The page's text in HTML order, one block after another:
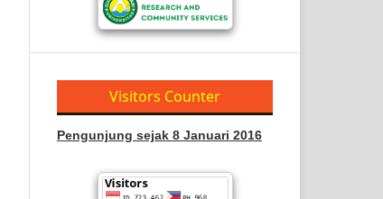
Visitors Counter
Pengunjung sejak 8 Januari 2016